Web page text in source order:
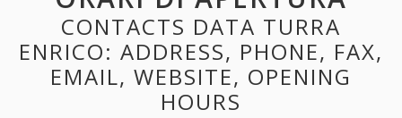
CONTACTS DATA TURRA
ENRICO: ADDRESS, PHONE, FAX,
EMAIL, WEBSITE, OPENING
HOURS